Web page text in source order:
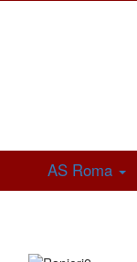
AS Roma